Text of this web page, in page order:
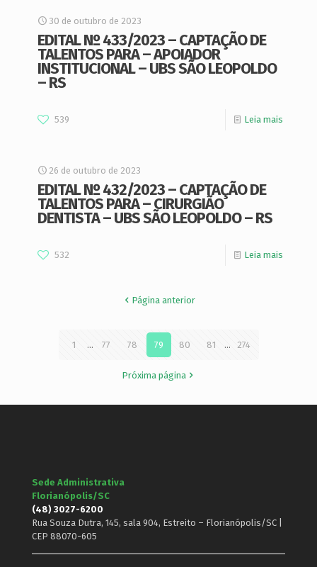
30 de outubro de 2023
EDITAL Nº 433/2023 – CAPTAÇÃO DE
TALENTOS PARA – APOIADOR
INSTITUCIONAL – UBS SÃO LEOPOLDO
– RS
539 Leia mais
26 de outubro de 2023
EDITAL Nº 432/2023 – CAPTAÇÃO DE
TALENTOS PARA – CIRURGIÃO
DENTISTA – UBS SÃO LEOPOLDO – RS
532 Leia mais
Página anterior
1 ... 77 78 79 80 81 ... 274
Próxima página
Sede Administrativa
Florianópolis/SC
(48) 3027-6200
Rua Souza Dutra, 145, sala 904, Estreito – Florianópolis/SC |
CEP 88070-605